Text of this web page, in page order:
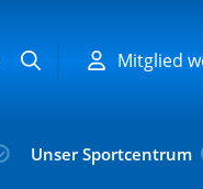
Mitglied
Unser Sportcentrum